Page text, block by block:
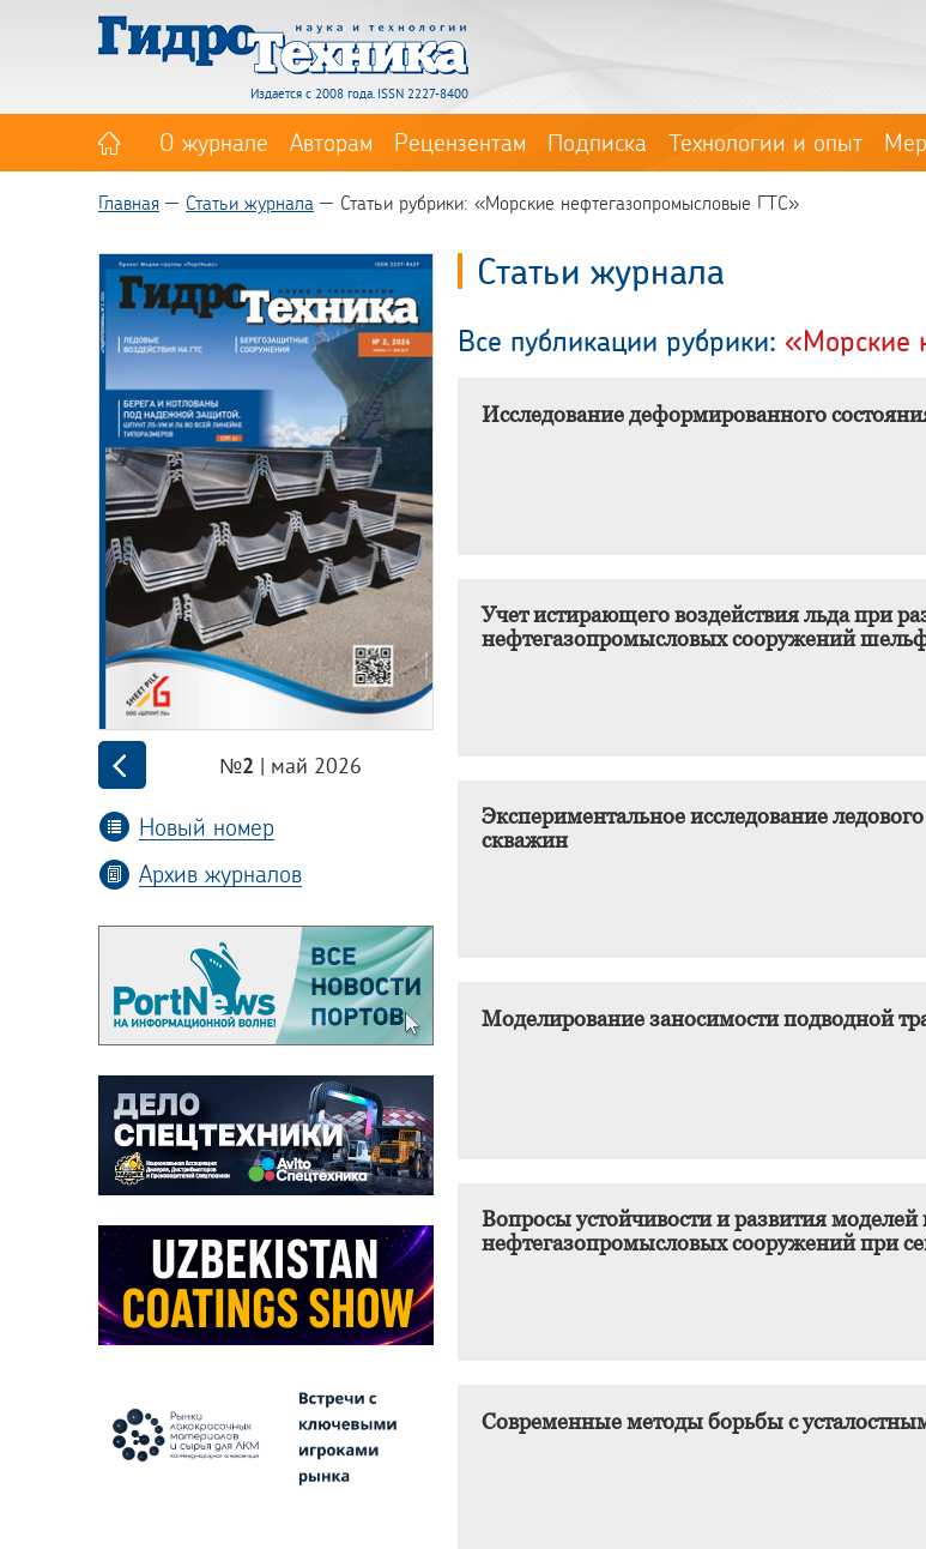
Издается с 2008 года. ISSN 2227-8400
О журнале Авторам Рецензентам Подписка Технологии и опыт
Главная Статьи журнала Статьи рубрики: «Морские нефтегазопромысловые ГТС»
№2 | май 2026
Новый номер
Архив журналов
Статьи журнала
Все публикации рубрики: «Морские
Исследование деформированного
Учет истирающего воздействия льда при
нефтегазопромысловых сооружений
Экспериментальное исследование
скважин
Моделирование заносимости подводной
Вопросы устойчивости и развития
нефтегазопромысловых сооружений при
Современные методы борьбы с